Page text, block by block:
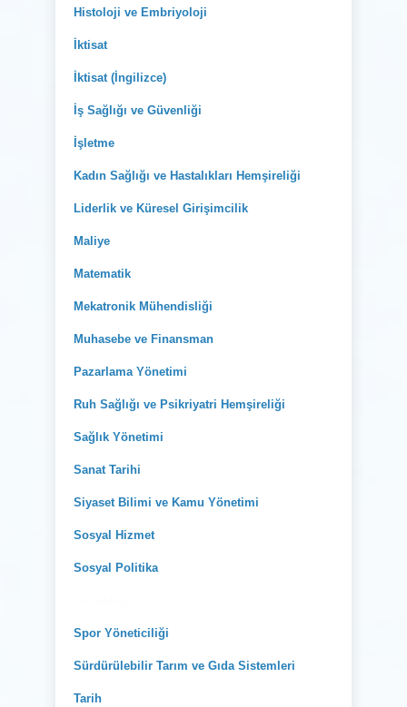
Histoloji ve Embriyoloji
İktisat
İktisat (İngilizce)
İş Sağlığı ve Güvenliği
İşletme
Kadın Sağlığı ve Hastalıkları Hemşireliği
Liderlik ve Küresel Girişimcilik
Maliye
Matematik
Mekatronik Mühendisliği
Muhasebe ve Finansman
Pazarlama Yönetimi
Ruh Sağlığı ve Psikriyatri Hemşireliği
Sağlık Yönetimi
Sanat Tarihi
Siyaset Bilimi ve Kamu Yönetimi
Sosyal Hizmet
Sosyal Politika
Spor Yöneticiliği
Sürdürülebilir Tarım ve Gıda Sistemleri
Tarih